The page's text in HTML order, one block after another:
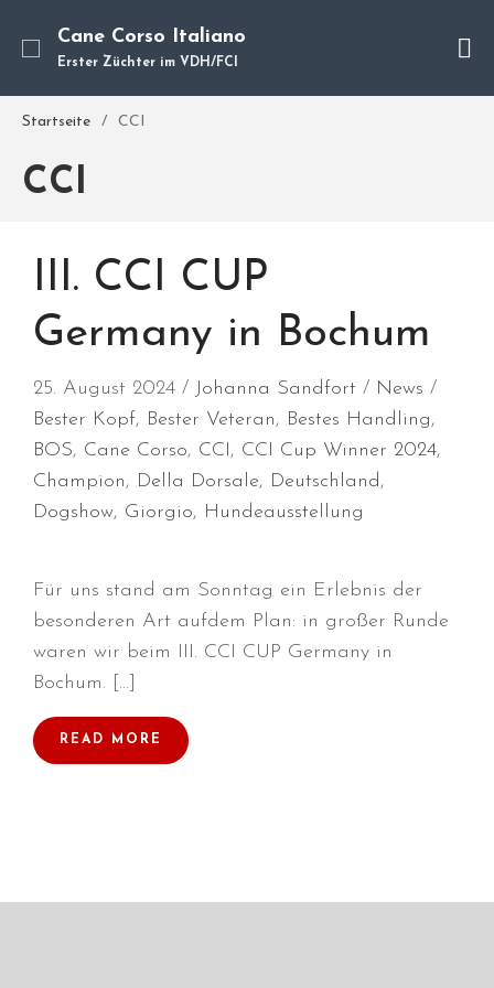
Über mich
Hundevermittlung
Kontakt
in Hallbergmoos (D)!
Voller Erfolg in Arnhem (NL)!
Cane Corso Italiano
Erster Züchter im VDH/FCI
Startseite / CCI
CCI
III. CCI CUP
Germany in Bochum
25. August 2024 Johanna Sandfort
News
Bester Kopf, Bester Veteran, Bestes Handling,
BOS, Cane Corso, CCI, CCI Cup Winner 2024,
Champion, Della Dorsale, Deutschland,
Dogshow, Giorgio, Hundeausstellung
Für uns stand am Sonntag ein Erlebnis der
besonderen Art aufdem Plan: in großer Runde
waren wir beim III. CCI CUP Germany in
Bochum. […]
READ MORE